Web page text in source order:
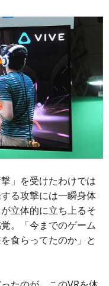
」を受けたわけでは
る攻撃には一瞬身体
立体的に立ち上るそ
。「今までのゲーム
食らってたのか」と